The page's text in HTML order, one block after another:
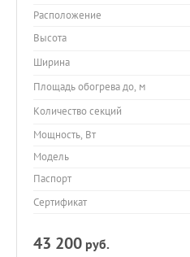
Расположение
Высота
Ширина
Площадь обогрева до, м
Количество секций
Мощность, Вт
Модель
Паспорт
Сертификат
43 200 руб.